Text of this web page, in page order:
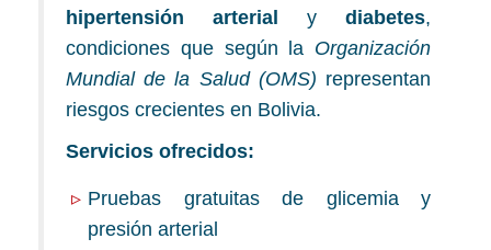
hipertensión arterial
y diabetes,
condiciones que según la Organización
Mundial de la Salud (OMS) representan
riesgos crecientes en Bolivia.
Servicios ofrecidos:
Pruebas gratuitas de glicemia y
presión arterial